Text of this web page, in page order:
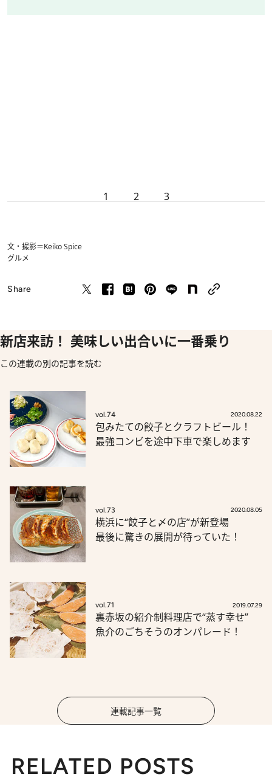
1 2 3
文・撮影＝Keiko Spice
グルメ
Share
新店来訪！ 美味しい出合いに一番乗り
この連載の別の記事を読む
vol.74 2020.08.22
包みたての餃子とクラフトビール！
最強コンビを途中下車で楽しめます
vol.73 2020.08.05
横浜に“餃子と〆の店”が新登場
最後に驚きの展開が待っていた！
vol.71 2019.07.29
裏赤坂の紹介制料理店で“蒸す幸せ”
魚介のごちそうのオンパレード！
連載記事一覧
RELATED POSTS